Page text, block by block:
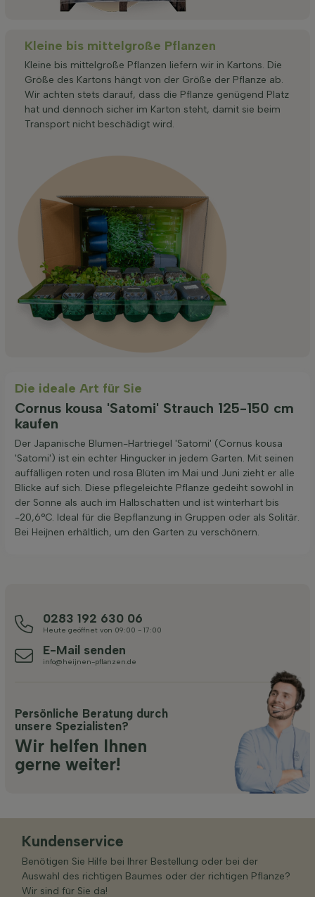
Kleine bis mittelgroße Pflanzen
Kleine bis mittelgroße Pflanzen liefern wir in Kartons. Die
Größe des Kartons hängt von der Größe der Pflanze ab.
Wir achten stets darauf, dass die Pflanze genügend Platz
hat und dennoch sicher im Karton steht, damit sie beim
Transport nicht beschädigt wird.
Die ideale Art für Sie
Cornus kousa 'Satomi' Strauch 125-150 cm
kaufen
Der Japanische Blumen-Hartriegel 'Satomi' (Cornus kousa
'Satomi') ist ein echter Hingucker in jedem Garten. Mit seinen
auffälligen roten und rosa Blüten im Mai und Juni zieht er alle
Blicke auf sich. Diese pflegeleichte Pflanze gedeiht sowohl in
der Sonne als auch im Halbschatten und ist winterhart bis
-20,6°C. Ideal für die Bepflanzung in Gruppen oder als Solitär.
Bei Heijnen erhältlich, um den Garten zu verschönern.
0283 192 630 06
Heute geöffnet von 09:00 - 17:00
E-Mail senden
info@heijnen-pflanzen.de
Persönliche Beratung durch
unsere Spezialisten?
Wir helfen Ihnen
gerne weiter!
Kundenservice
Benötigen Sie Hilfe bei Ihrer Bestellung oder bei der
Auswahl des richtigen Baumes oder der richtigen Pflanze?
Wir sind für Sie da!